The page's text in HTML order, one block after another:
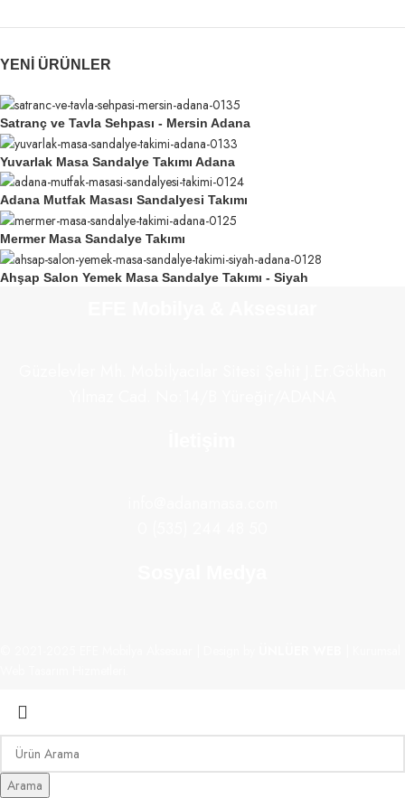
YENI ÜRÜNLER
Satranç ve Tavla Sehpası - Mersin Adana
Yuvarlak Masa Sandalye Takımı Adana
Adana Mutfak Masası Sandalyesi Takımı
Mermer Masa Sandalye Takımı
Ahşap Salon Yemek Masa Sandalye Takımı - Siyah
Arama